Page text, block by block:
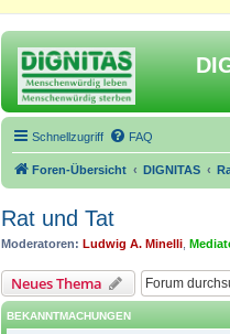
Schnellzugriff FAQ
Foren-Übersicht DIGNITAS
Rat und Tat
Moderatoren: Ludwig A. Minelli
Neues Thema
BEKANNTMACHUNGEN